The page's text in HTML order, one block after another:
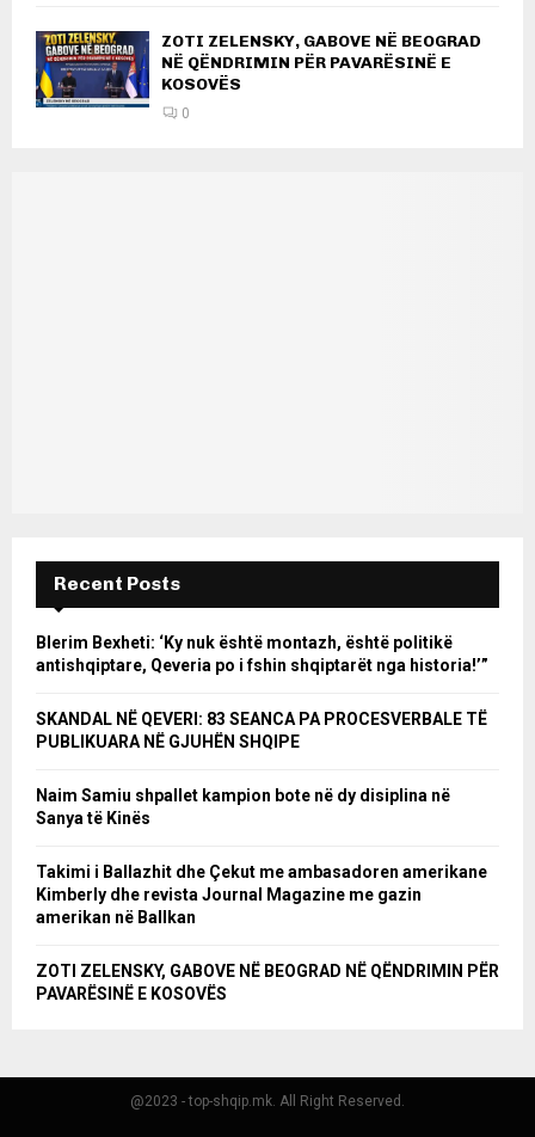
ZOTI ZELENSKY, GABOVE NË BEOGRAD
NË QËNDRIMIN PËR PAVARËSINË E
KOSOVËS
0
Recent Posts
Blerim Bexheti: ‘Ky nuk është montazh, është politikë
antishqiptare, Qeveria po i fshin shqiptarët nga historia!’”
SKANDAL NË QEVERI: 83 SEANCA PA PROCESVERBALE TË
PUBLIKUARA NË GJUHËN SHQIPE
Naim Samiu shpallet kampion bote në dy disiplina në
Sanya të Kinës
Takimi i Ballazhit dhe Çekut me ambasadoren amerikane
Kimberly dhe revista Journal Magazine me gazin
amerikan në Ballkan
ZOTI ZELENSKY, GABOVE NË BEOGRAD NË QËNDRIMIN PËR
PAVARËSINË E KOSOVËS
@2023 - top-shqip.mk. All Right Reserved.